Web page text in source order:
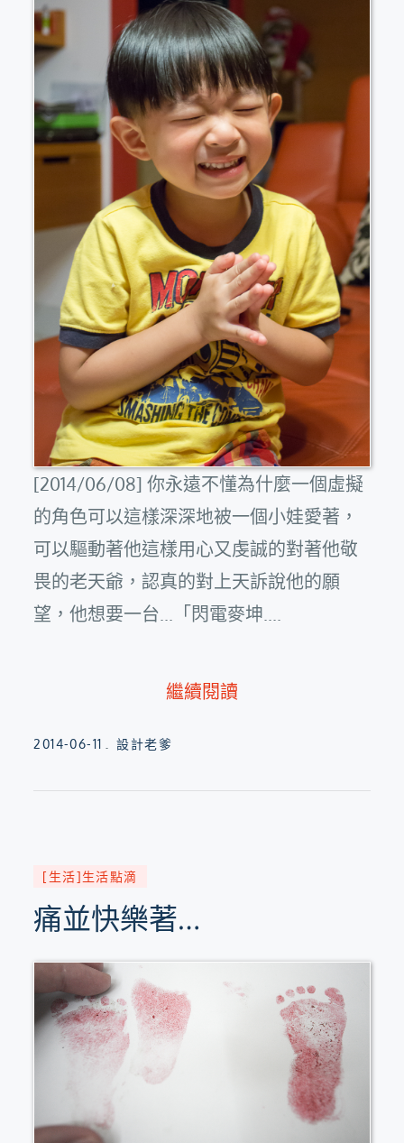
[2014/06/08] 你永遠不懂為什麼一個虛擬
的角色可以這樣深深地被一個小娃愛著，
可以驅動著他這樣用心又虔誠的對著他敬
畏的老天爺，認真的對上天訴說他的願
望，他想要一台...「閃電麥坤....
繼續閱讀
Posted
2014-06-11 設計老爹
[生活]生活點滴
痛並快樂著…